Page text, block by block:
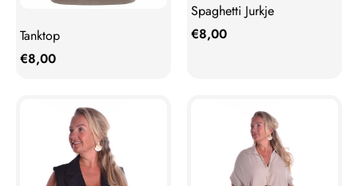
Tanktop
€8,00
Spaghetti Jurkje
€8,00